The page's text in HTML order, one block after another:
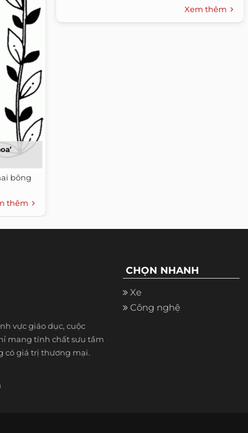
bông
thêm
Xem thêm
vực giáo dục, cuộc
mang tính chất sưu tầm
có giá trị thương mại.
CHỌN NHANH
Xe
Công nghệ